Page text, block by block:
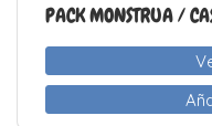
PACK MONSTRUA /